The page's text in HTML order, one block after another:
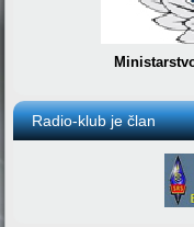
Radio-klub je član